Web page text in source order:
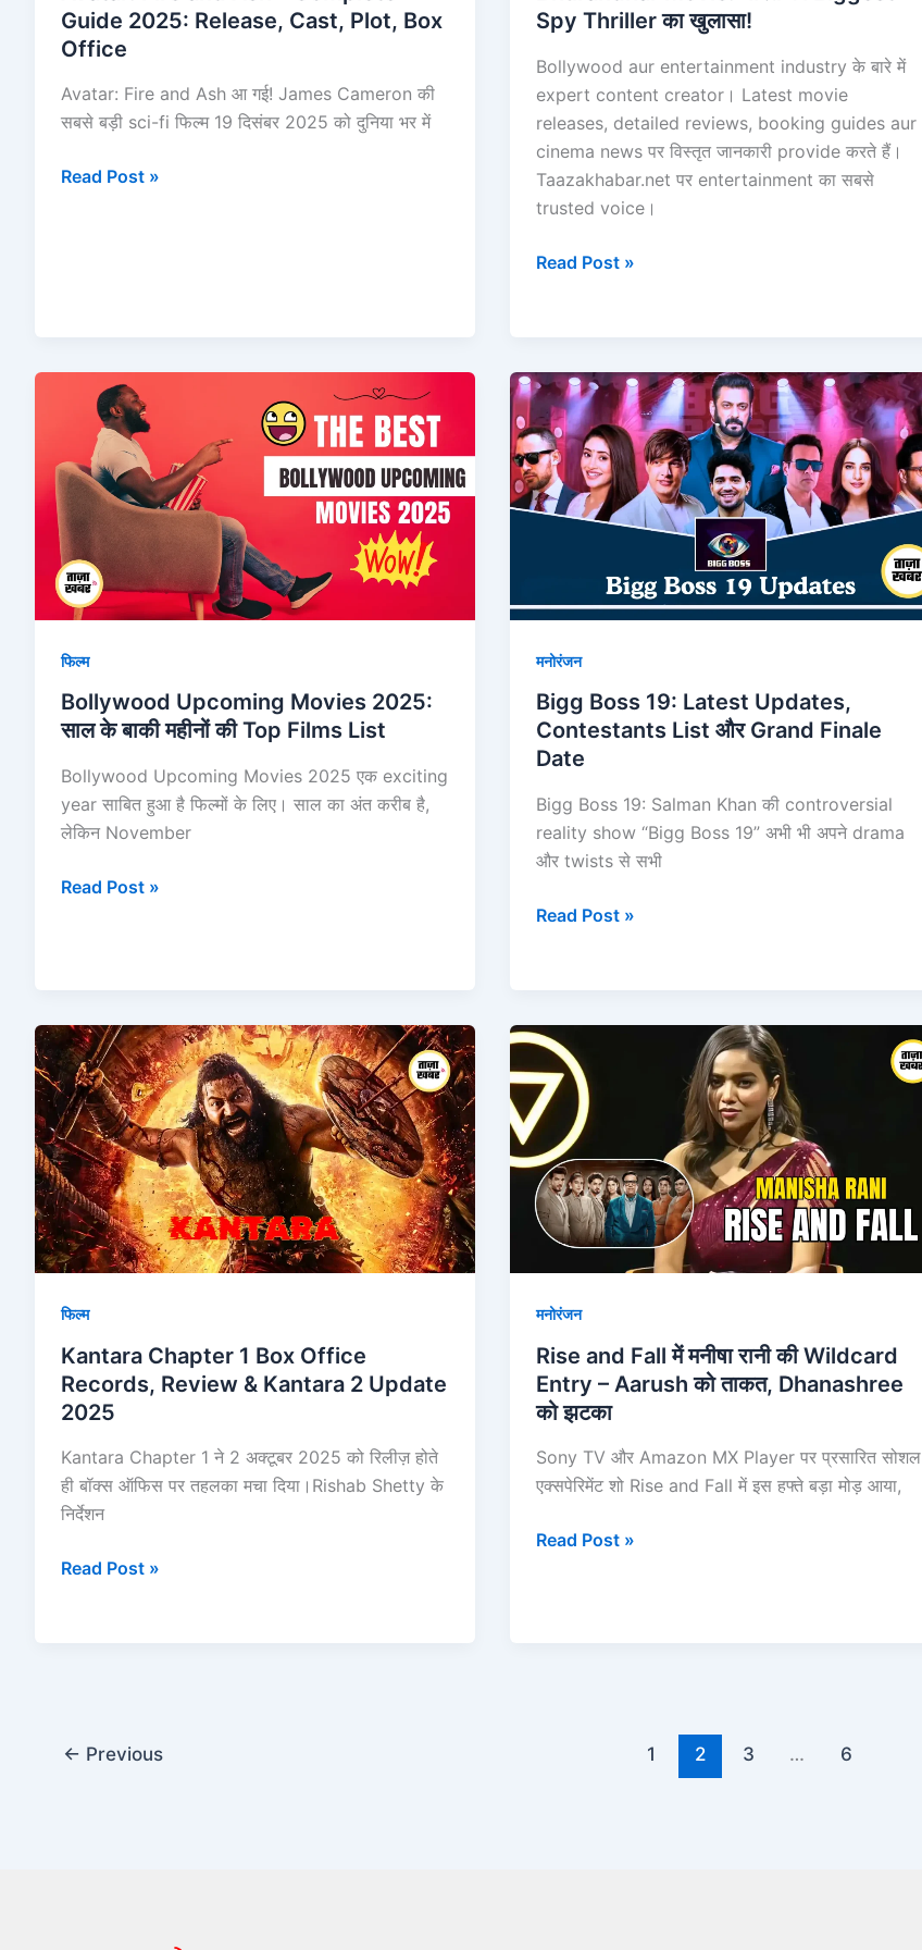
Guide 2025: Release, Cast, Plot, Box
Office
Avatar: Fire and Ash आ गई! James Cameron की
सबसे बड़ी sci-fi फिल्म 19 दिसंबर 2025 को दुनिया भर में
Office
Read Post »
Spy Thriller का खुलासा!
Bollywood aur entertainment industry के बारे में
expert content creator। Latest movie
releases, detailed reviews, booking guides aur
cinema news पर विस्तृत जानकारी provide करते हैं।
Taazakhabar.net पर entertainment का सबसे
trusted voice।
Read Post »
फिल्म
Bollywood Upcoming Movies 2025:
साल के बाकी महीनों की Top Films List
Bollywood Upcoming Movies 2025 एक exciting
year साबित हुआ है फिल्मों के लिए। साल का अंत करीब है,
लेकिन November
Bollywood
Upcoming
Movies
2025:
के
बाकी
महीनों
की
Films
List
Read Post »
मनोरंजन
Bigg Boss 19: Latest Updates,
Contestants List और Grand Finale
Date
Bigg Boss 19: Salman Khan की controversial
reality show “Bigg Boss 19” अभी भी अपने drama
और twists से सभी
Bigg
Boss
19:
Latest
Updates,
Contestants
Grand
Date
Read Post »
फिल्म
Kantara Chapter 1 Box Office
Records, Review & Kantara 2 Update
2025
Kantara Chapter 1 ने 2 अक्टूबर 2025 को रिलीज़ होते
ही बॉक्स ऑफिस पर तहलका मचा दिया।Rishab Shetty के
निर्देशन
Kantara
Chapter
1
Box
Office
Records,
Review
&
Kantara
Update
2025
Read Post »
मनोरंजन
Rise and Fall में मनीषा रानी की Wildcard
Entry – Aarush को ताकत, Dhanashree
को झटका
Sony TV और Amazon MX Player पर प्रसारित सोशल
एक्सपेरिमेंट शो Rise and Fall में इस हफ्ते बड़ा मोड़ आया,
Rise
and
Fall
में
मनीषा
रानी
की
Wildcard
Aarush
को
ताकत,
Dhanashree
झटका
Read Post »
← Previous 1 2 3 … 6